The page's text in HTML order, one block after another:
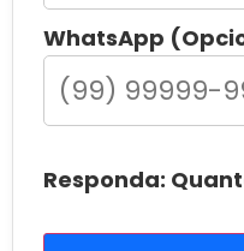
WhatsApp
Responda: